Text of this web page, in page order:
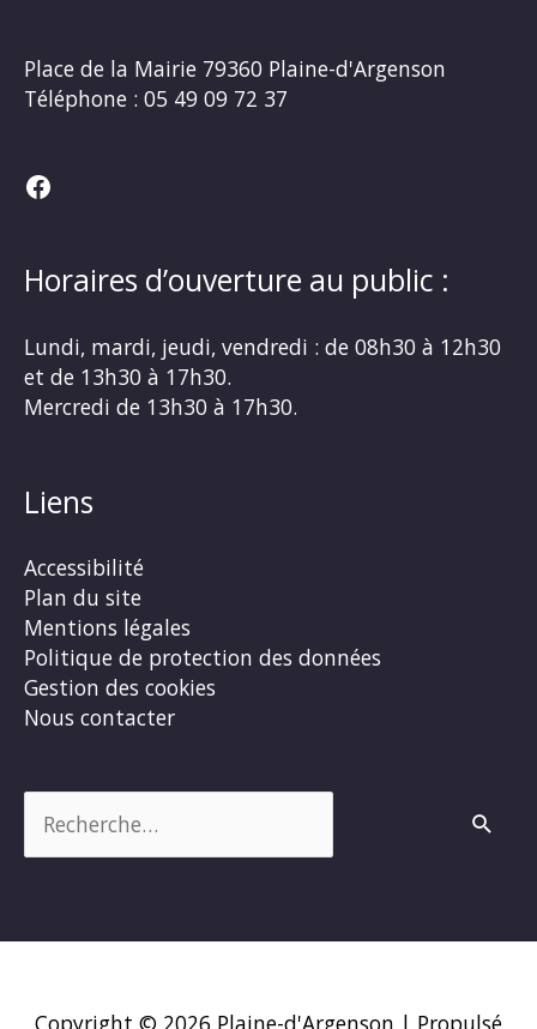
Place de la Mairie 79360 Plaine-d'Argenson
Téléphone : 05 49 09 72 37
Facebook
Horaires d’ouverture au public :
Lundi, mardi, jeudi, vendredi : de 08h30 à 12h30
et de 13h30 à 17h30.
Mercredi de 13h30 à 17h30.
Liens
Accessibilité
Plan du site
Mentions légales
Politique de protection des données
Gestion des cookies
Nous contacter
Copyright © 2026 Plaine-d'Argenson | Propulsé